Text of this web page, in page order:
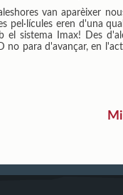
van aparèixer
pel·lícules eren d'una
el sistema Imax! Des
no para d'avançar, en